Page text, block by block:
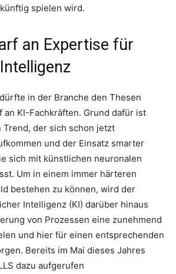
spielen wird.
an Expertise für
in der Branche den Thesen
an KI-Fachkräften. Grund dafür ist
Trend, der sich schon jetzt
und der Einsatz smarter
sich mit künstlichen neuronalen
Um in einem immer härteren
bestehen zu können, wird der
Intelligenz (KI) darüber hinaus
von Prozessen eine zunehmend
und hier für einen entsprechenden
Bereits im Mai dieses Jahres
dazu aufgerufen